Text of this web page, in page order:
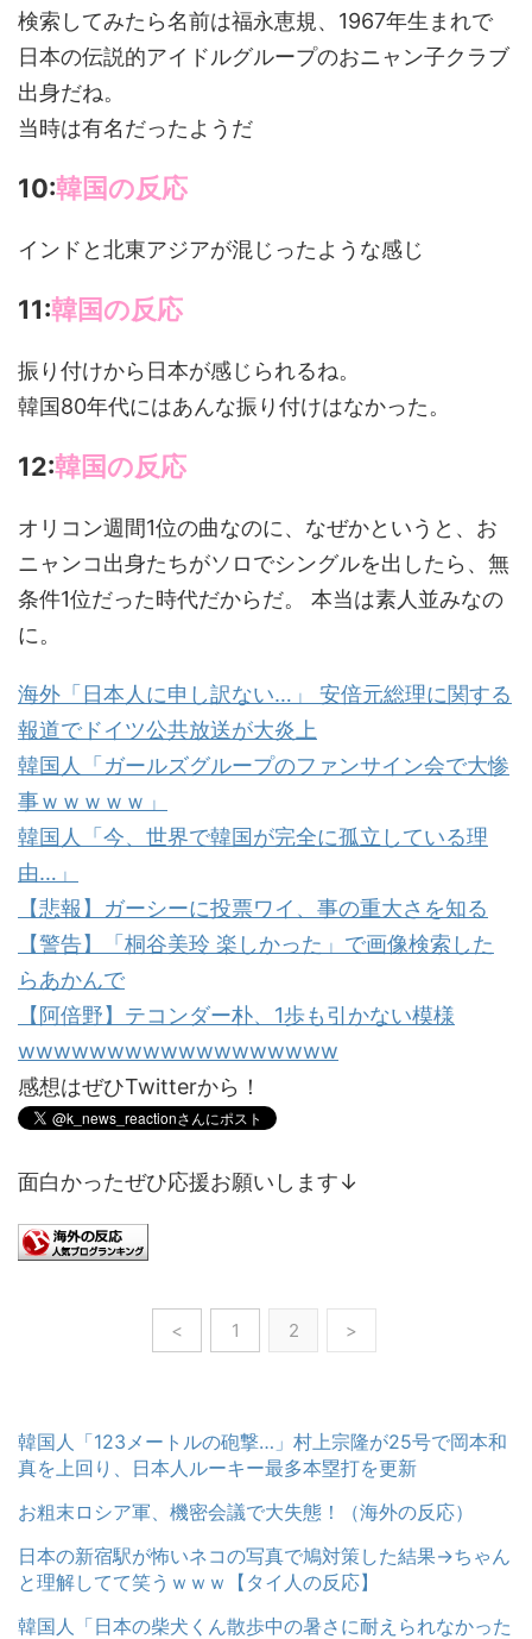
検索してみたら名前は福永恵規、1967年生まれで
日本の伝説的アイドルグループのおニャン子クラブ
出身だね。
当時は有名だったようだ
10:韓国の反応
インドと北東アジアが混じったような感じ
11:韓国の反応
振り付けから日本が感じられるね。
韓国80年代にはあんな振り付けはなかった。
12:韓国の反応
オリコン週間1位の曲なのに、なぜかというと、お
ニャンコ出身たちがソロでシングルを出したら、無
条件1位だった時代だからだ。 本当は素人並みなの
に。
海外「日本人に申し訳ない…」 安倍元総理に関する
報道でドイツ公共放送が大炎上
韓国人「ガールズグループのファンサイン会で大惨
事ｗｗｗｗｗ」
韓国人「今、世界で韓国が完全に孤立している理
由…」
【悲報】ガーシーに投票ワイ、事の重大さを知る
【警告】「桐谷美玲 楽しかった」で画像検索した
らあかんで
【阿倍野】テコンダー朴、1歩も引かない模様
wwwwwwwwwwwwwwwwww
感想はぜひTwitterから！
面白かったぜひ応援お願いします↓
< 1 2 >
韓国人「123メートルの砲撃…」村上宗隆が25号で岡本和
真を上回り、日本人ルーキー最多本塁打を更新
お粗末ロシア軍、機密会議で大失態！（海外の反応）
日本の新宿駅が怖いネコの写真で鳩対策した結果→ちゃん
と理解してて笑うｗｗｗ【タイ人の反応】
韓国人「日本の柴犬くん散歩中の暑さに耐えられなかった